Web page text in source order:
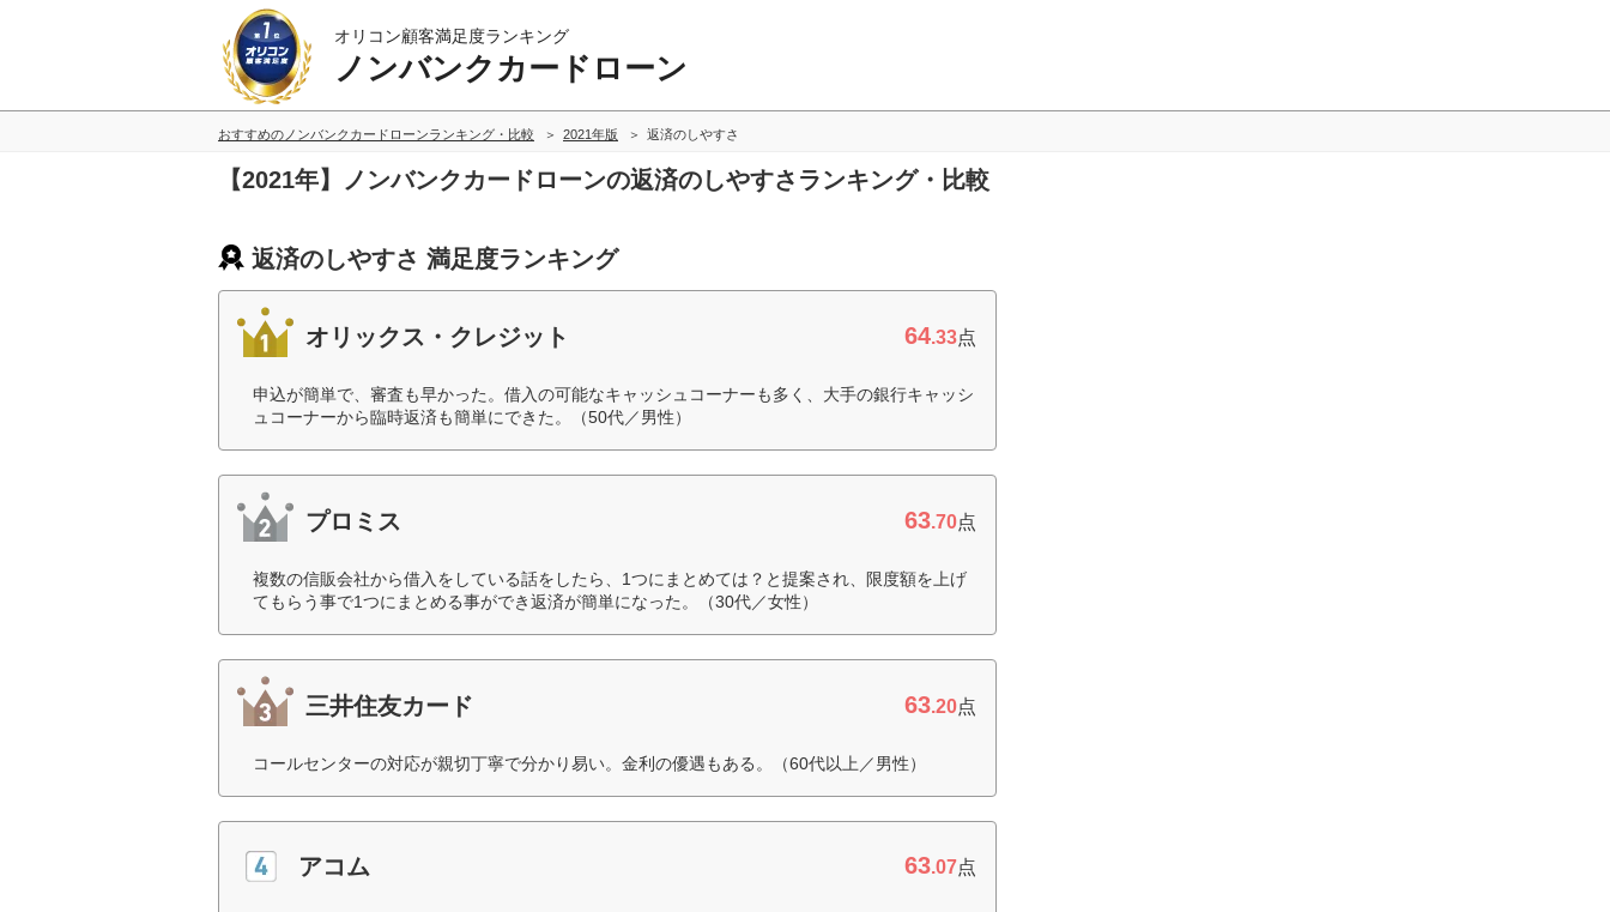
オリコン顧客満足度ランキング
ノンバンクカードローン
おすすめのノンバンクカードローンランキング・比較 2021年版 返済のしやすさ
【2021年】ノンバンクカードローンの返済のしやすさランキング・比較
返済のしやすさ 満足度ランキング
オリックス・クレジット 64.33点
申込が簡単で、審査も早かった。借入の可能なキャッシュコーナーも多く、大手の銀行キャッシ
ュコーナーから臨時返済も簡単にできた。（50代／男性）
プロミス 63.70点
複数の信販会社から借入をしている話をしたら、1つにまとめては？と提案され、限度額を上げ
てもらう事で1つにまとめる事ができ返済が簡単になった。（30代／女性）
三井住友カード 63.20点
コールセンターの対応が親切丁寧で分かり易い。金利の優遇もある。（60代以上／男性）
アコム 63.07点